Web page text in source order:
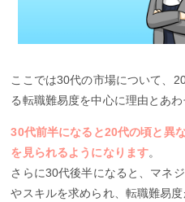
ここでは30代の市場について、
る転職難易度を中心に理由とあわ
30代前半になると20代の頃と異
を見られるようになります。
さらに30代後半になると、マネ
やスキルを求められ、転職難易度